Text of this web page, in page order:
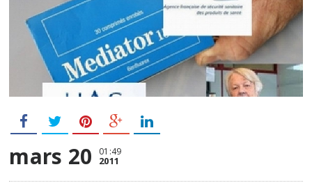
mars 20 01:49
2011